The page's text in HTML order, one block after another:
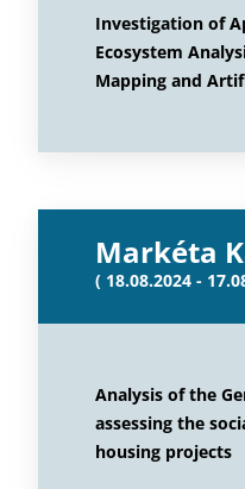
Investigation of
Ecosystem
Mapping and
Markéta
( 18.08.2024 -
Analysis of the
assessing the
housing projects